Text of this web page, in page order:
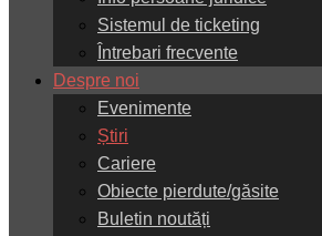
Sistemul de ticketing
Întrebari frecvente
Despre noi
Evenimente
Știri
Cariere
Obiecte pierdute/găsite
Buletin noutăți